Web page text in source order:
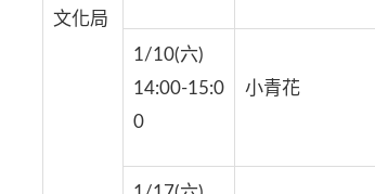
文化局
1/10(六)
14:00-15:0
0
小青花